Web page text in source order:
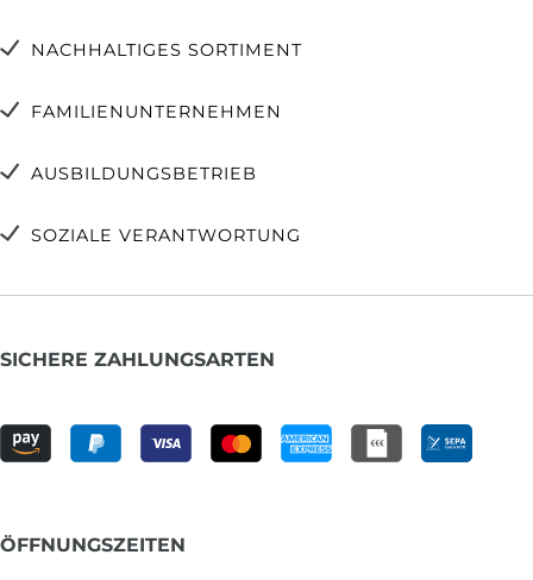
NACHHALTIGES SORTIMENT
FAMILIENUNTERNEHMEN
AUSBILDUNGSBETRIEB
SOZIALE VERANTWORTUNG
SICHERE ZAHLUNGSARTEN
ÖFFNUNGSZEITEN